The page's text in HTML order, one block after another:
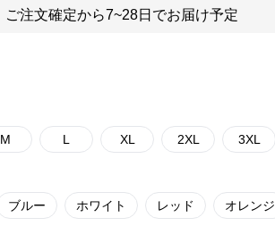
ご注文確定から7~28日でお届け予定
M L XL 2XL 3XL
ブルー ホワイト レッド オレンジ